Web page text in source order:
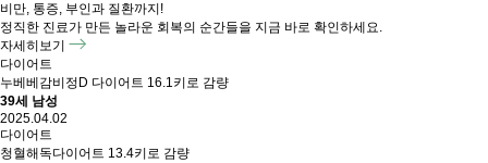
비만, 통증, 부인과 질환까지!
정직한 진료가 만든 놀라운 회복의 순간들을 지금 바로 확인하세요.
자세히보기
다이어트
누베베감비정D 다이어트 16.1키로 감량
39세 남성
2025.04.02
다이어트
청혈해독다이어트 13.4키로 감량